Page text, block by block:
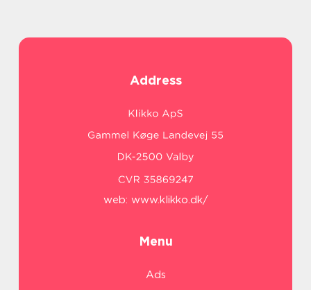
Address
web: www.klikko.dk/
Menu
Ads